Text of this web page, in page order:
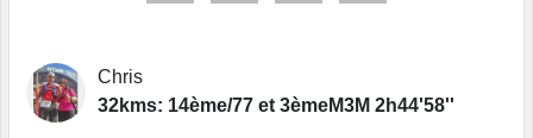
Chris
32kms: 14ème/77 et 3èmeM3M 2h44'58''